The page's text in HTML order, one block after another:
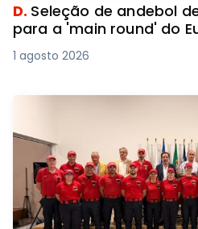
D. Seleção de andebol
para a 'main round' do
1 agosto 2026